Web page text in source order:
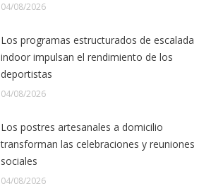
04/08/2026
Los programas estructurados de escalada
indoor impulsan el rendimiento de los
deportistas
04/08/2026
Los postres artesanales a domicilio
transforman las celebraciones y reuniones
sociales
04/08/2026